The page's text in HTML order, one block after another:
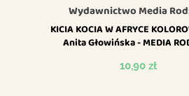
Wydawnictwo Media
KICIA KOCIA W AFRYCE
Anita Głowińska - MEDIA
Cena
10,90 zł